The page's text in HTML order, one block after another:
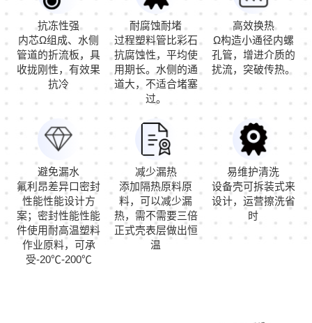
抗冻性强
内芯Ω组成、水侧
管道的折流板，具
收拢刚性，有效果
抗冷
耐腐蚀耐堵
过程塑料管比彩石
抗腐蚀性，平均使
用期长。水侧的通
道大，不适合堵塞
过。
高效换热
Ω构造小通径内螺
孔管，增进介质的
扰流，突破传热。
避免漏水
氟利昂差异口密封
性能性能设计方
案；密封性能性能
件使用耐高温塑料
作业原料，可承
受-20℃-200℃
减少漏热
添加隔热原料原
料，可以减少漏
热，需不需要三倍
正式壳表层做出恒
温
易维护清洗
设备壳可拆装式来
设计，运营擦洗省
时